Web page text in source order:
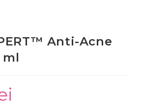
Anti-Acne
ml